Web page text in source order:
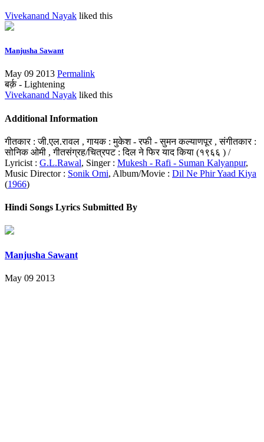
Vivekanand Nayak liked this
Manjusha Sawant
May 09 2013 Permalink
बर्क़ - Lightening
Vivekanand Nayak liked this
Additional Information
गीतकार : जी.एल.रावल , गायक : मुकेश - रफी - सुमन कल्याणपूर , संगीतकार :
सोनिक ओमी , गीतसंग्रह/चित्रपट : दिल ने फिर याद किया (१९६६ ) /
Lyricist : G.L.Rawal, Singer : Mukesh - Rafi - Suman Kalyanpur,
Music Director : Sonik Omi, Album/Movie : Dil Ne Phir Yaad Kiya
(1966)
Hindi Songs Lyrics Submitted By
Manjusha Sawant
May 09 2013